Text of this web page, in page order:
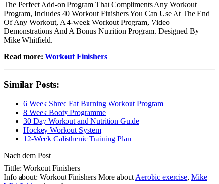
The Perfect Add-on Program That Compliments Any Workout
Program, Includes 40 Workout Finishers You Can Use At The End
Of Any Workout, A 4-week Workout Program, Video
Demonstrations And A Bonus Nutrition Program. Designed By
Mike Whitfield.
Read more: Workout Finishers
Similar Posts:
6 Week Shred Fat Burning Workout Program
8 Week Booty Programme
30 Day Workout and Nutrition Guide
Hockey Workout System
12-Week Calisthenic Training Plan
Nach dem Post
Tittle: Workout Finishers
Info about: Workout Finishers More about Aerobic exercise, Mike